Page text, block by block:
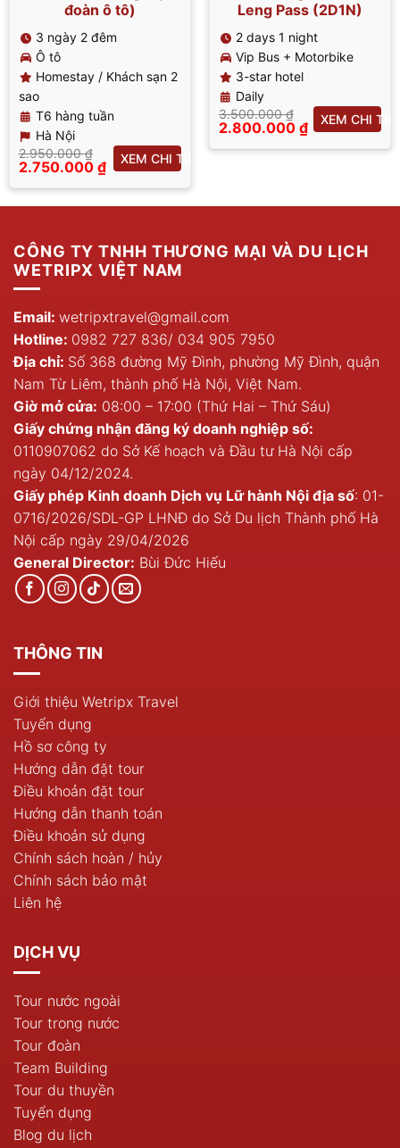
đoàn ô tô)
3 ngày 2 đêm
Ô tô
Homestay / Khách sạn 2
sao
T6 hàng tuần
Hà Nội
2.950.000₫
Giá
là:
2.950.000 ₫.
2.750.000 ₫
hiện
tại
2.750.000 ₫.
XEM CHI TIẾT
Leng Pass (2D1N)
2 days 1 night
Vip Bus + Motorbike
3-star hotel
Daily
3.500.000₫
Giá
là:
2.800.000 ₫
hiện
XEM CHI
CÔNG TY TNHH THƯƠNG MẠI VÀ DU LỊCH
WETRIPX VIỆT NAM
Email: wetripxtravel@gmail.com
Hotline: 0982 727 836/ 034 905 7950
Địa chỉ: Số 368 đường Mỹ Đình, phường Mỹ Đình, quận
Nam Từ Liêm, thành phố Hà Nội, Việt Nam.
Giờ mở cửa: 08:00 – 17:00 (Thứ Hai – Thứ Sáu)
Giấy chứng nhận đăng ký doanh nghiệp số:
0110907062 do Sở Kế hoạch và Đầu tư Hà Nội cấp
ngày 04/12/2024.
Giấy phép Kinh doanh Dịch vụ Lữ hành Nội địa số: 01-
0716/2026/SDL-GP LHNĐ do Sở Du lịch Thành phố Hà
Nội cấp ngày 29/04/2026
General Director: Bùi Đức Hiếu
THÔNG TIN
Giới thiệu Wetripx Travel
Tuyển dụng
Hồ sơ công ty
Hướng dẫn đặt tour
Điều khoản đặt tour
Hướng dẫn thanh toán
Điều khoản sử dụng
Chính sách hoàn / hủy
Chính sách bảo mật
Liên hệ
DỊCH VỤ
Tour nước ngoài
Tour trong nước
Tour đoàn
Team Building
Tour du thuyền
Tuyển dụng
Blog du lịch